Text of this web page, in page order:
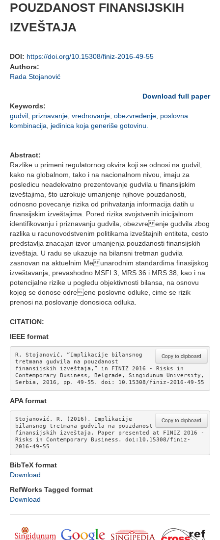
POUZDANOST FINANSIJSKIH
IZVEŠTAJA
DOI: https://doi.org/10.15308/finiz-2016-49-55
Authors:
Rada Stojanović
Download full paper
Keywords:
gudvil, priznavanje, vrednovanje, obezvređenje, poslovna
kombinacija, jedinica koja generiše gotovinu.
Abstract:
Razlike u primeni regulatornog okvira koji se odnosi na gudvil,
kako na globalnom, tako i na nacionalnom nivou, imaju za
posledicu neadekvatno prezentovanje gudvila u finansijskim
izveštajima, što uzrokuje umanjenje njihove pouzdanosti,
odnosno povecanje rizika od prihvatanja informacija datih u
finansijskim izveštajima. Pored rizika svojstvenih inicijalnom
identifikovanju i priznavanju gudvila, obezvreenje gudvila zbog
razlika u racunovodstvenim politikama izveštajnih entiteta, cesto
predstavlja znacajan izvor umanjenja pouzdanosti finansijskih
izveštaja. U radu se ukazuje na bilansni tretman gudvila
zasnovan na aktuelnim Meunarodnim standardima finasijskog
izveštavanja, prevashodno MSFI 3, MRS 36 i MRS 38, kao i na
potencijalne rizike u pogledu objektivnosti bilansa, na osnovu
kojeg se donose odreene poslovne odluke, cime se rizik
prenosi na poslovanje donosioca odluka.
CITATION:
IEEE format
Copy to clipboard
R. Stojanović, “Implikacije bilansnog
tretmana gudvila na pouzdanost
finansijskih izveštaja,” in FINIZ 2016 - Risks in
Contemporary Business, Belgrade, Singidunum University,
APA format
Copy to clipboard
Stojanović, R. (2016). Implikacije
bilansnog tretmana gudvila na pouzdanost
finansijskih izveštaja. Paper presented at FINIZ 2016 -
Risks in Contemporary Business. doi:10.15308/finiz-
2016-49-55
BibTeX format
Download
RefWorks Tagged format
Download